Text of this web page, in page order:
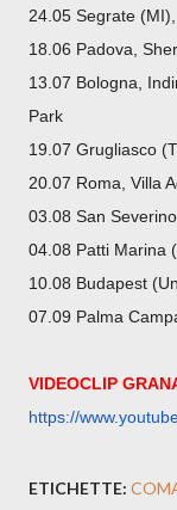
24.05 Segrate
18.06 Padova,
13.07 Bologna,
Park
19.07 Grugliasco
20.07 Roma, Villa
03.08 San
04.08 Patti Marina
10.08 Budapest
07.09 Palma
VIDEOCLIP
https://
ETICHETTE: